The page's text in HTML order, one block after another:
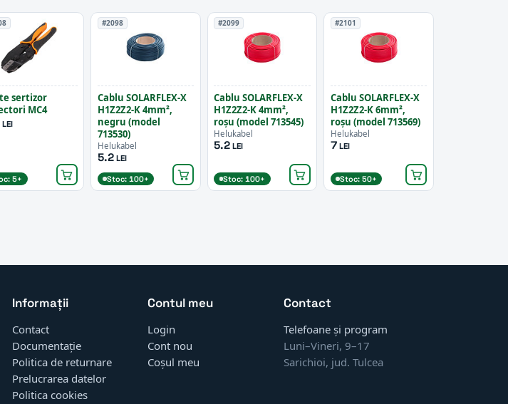
sertizor
MC4
LEI
5+
#2098
Cablu SOLARFLEX-X
H1Z2Z2-K 4mm²,
negru (model
713530)
Helukabel
5.2LEI
Stoc: 100+
#2099
Cablu SOLARFLEX-X
H1Z2Z2-K 4mm²,
roșu (model 713545)
Helukabel
5.2 LEI
Stoc: 100+
#2101
Cablu SOLARFLEX-X
H1Z2Z2-K 6mm²,
roșu (model 713569)
Helukabel
7LEI
Stoc: 50+
Informații
Contact
Documentație
Politica de returnare
Prelucrarea datelor
Politica cookies
Contul meu
Login
Cont nou
Coșul meu
Contact
Telefoane și program
Luni–Vineri, 9–17
Sarichioi, jud. Tulcea